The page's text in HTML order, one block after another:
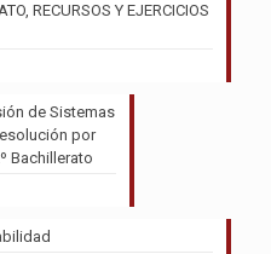
RECURSOS Y EJERCICIOS
de Sistemas
por
Bachillerato